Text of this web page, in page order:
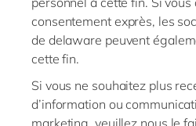
consentement exprès, les
de delaware peuvent
cette fin.
Si vous ne souhaitez plus
d’information ou